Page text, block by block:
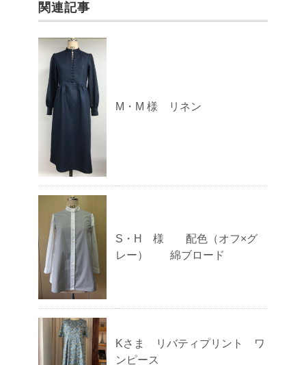
関連記事
M・M 様 リネン
S・H 様 配色（オフ×グ
レー） 綿ブロード
Kさま リバティプリント ワ
ンピース